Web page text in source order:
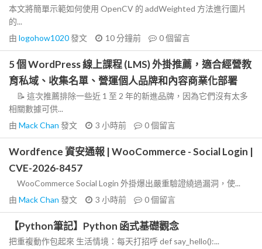
本文將簡單示範如何使用 OpenCV 的 addWeighted 方法進行圖片
的...
由 logohow1020發文 10 分鐘前 0個留言
5 個 WordPress 線上課程 (LMS) 外掛推薦，適合經營教
育私域、收集名單、營運個人品牌和內容商業化部署
📝 這次推薦排除一些近 1 至 2 年的新進品牌，因為它們沒有太多
相關數據可供...
由 Mack Chan 發文 3 小時前 0個留言
Wordfence 資安通報 | WooCommerce - Social Login |
CVE-2026-8457
WooCommerce Social Login 外掛爆出嚴重驗證繞過漏洞，使...
由 Mack Chan 發文 3 小時前 0個留言
【Python筆記】Python 函式基礎觀念
把重複動作包起來 生活情境：每天打招呼 def say_hello():...